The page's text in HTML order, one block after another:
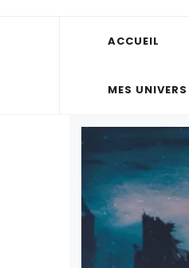
ACCUEIL
MES UNIVERS